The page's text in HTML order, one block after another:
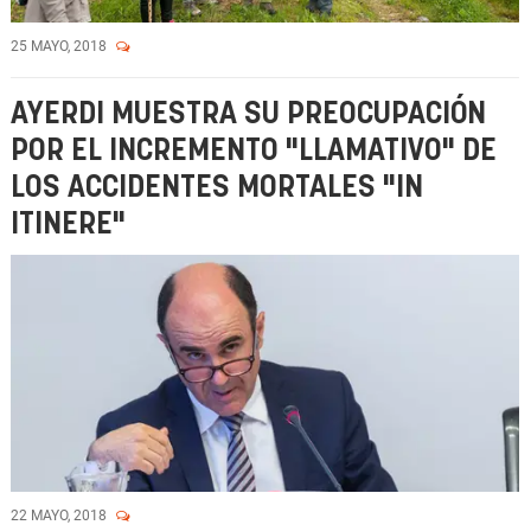
25 MAYO, 2018
AYERDI MUESTRA SU PREOCUPACIÓN
POR EL INCREMENTO "LLAMATIVO" DE
LOS ACCIDENTES MORTALES "IN
ITINERE"
22 MAYO, 2018